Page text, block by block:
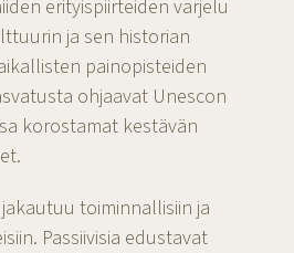
erityispiirteiden varjelu
ja sen historian
painopisteiden
ohjaavat Unescon
korostamat kestävän
toiminnallisiin ja
Passiivisia edustavat